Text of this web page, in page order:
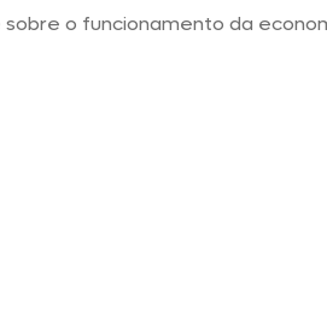
o funcionamento da